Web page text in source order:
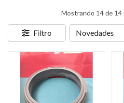
Mostrando 14 de
Filtro